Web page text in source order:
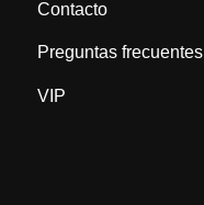
Contacto
Preguntas frecuentes
VIP